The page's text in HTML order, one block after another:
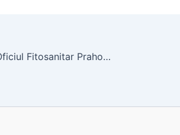
Buletinului de avertizare cu nr. 19- Oficiul Fitosanitar Prahova